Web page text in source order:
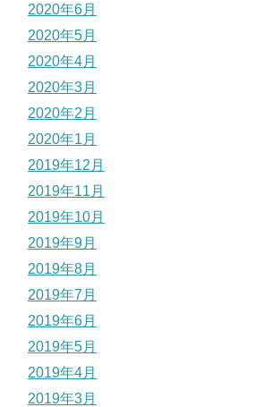
2020年6月
2020年5月
2020年4月
2020年3月
2020年2月
2020年1月
2019年12月
2019年11月
2019年10月
2019年9月
2019年8月
2019年7月
2019年6月
2019年5月
2019年4月
2019年3月